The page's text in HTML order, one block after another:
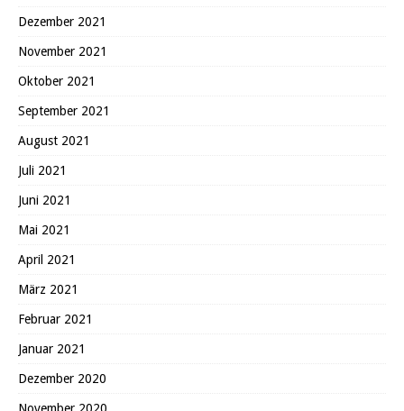
Dezember 2021
November 2021
Oktober 2021
September 2021
August 2021
Juli 2021
Juni 2021
Mai 2021
April 2021
März 2021
Februar 2021
Januar 2021
Dezember 2020